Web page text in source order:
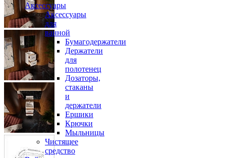
Аксессуары
Аксессуары
для
ванной
Бумагодержатели
Держатели
для
полотенец
Дозаторы,
стаканы
и
держатели
Ершики
Крючки
Мыльницы
Чистящее
средство